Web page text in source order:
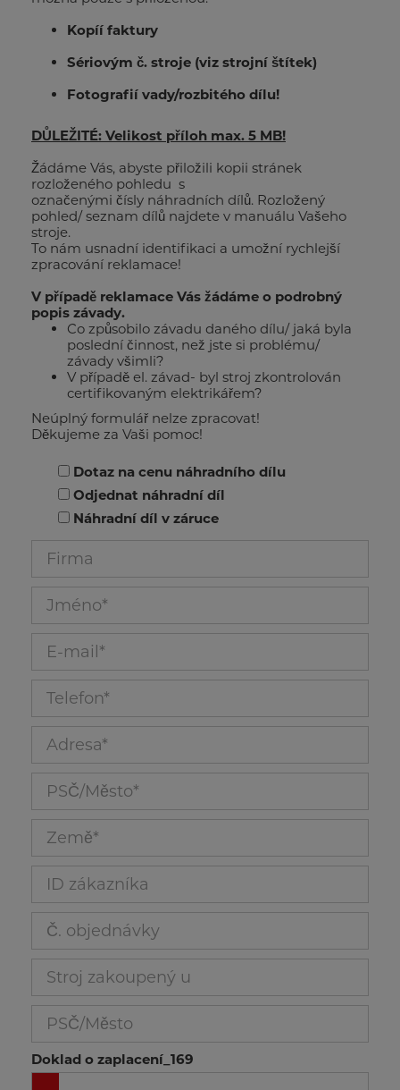
zpracovány!
DŮLEŽITÉ: jednotlivé soubory musí být menší
Celkově nahrané soubory nesmí převýšit 20 MB.
Informace pro koncové zákazníky:
reklamační formulář. Obraťte se prosím na Vašeho
dodavatele/ prodejce strojů, u kterého jste stroj
zakoupili.
Firma_22
E-mail_28
Telefon_27
Adresa_23
PSČ/Město_24
Země_25
ID zákazníka_29
Č. objednávky_30
Stroj zakoupený u_31
PSČ/Město_32
Doklad o zaplacení_33
Sériové číslo_34
Typ stroje_35
Popis vady_36
Fotografie_37
Kopíí faktury
Sériovým č. stroje (viz strojní štítek)
Fotografií vady/rozbitého dílu!
DŮLEŽITÉ: Velikost příloh max. 5 MB!
Žádáme Vás, abyste přiložili kopii stránek
rozloženého pohledu s
označenými čísly náhradních dílů. Rozložený
pohled/ seznam dílů najdete v manuálu Vašeho
stroje.
To nám usnadní identifikaci a umožní rychlejší
zpracování reklamace!
V případě reklamace Vás žádáme o podrobný
popis závady.
Co způsobilo závadu daného dílu/ jaká byla
poslední činnost, než jste si problému/
závady všimli?
V případě el. závad- byl stroj zkontrolován
certifikovaným elektrikářem?
Neúplný formulář nelze zpracovat!
Děkujeme za Vaši pomoc!
Prosím vyberte
Dotaz na cenu náhradního dílu
Odjednat náhradní díl
Náhradní díl v záruce
Firma_154
Jméno_158
E-mail_160
Telefon_159
Adresa_155
PSČ/Město_156
Země_157
ID zákazníka_165
Č. objednávky_166
Stroj zakoupený u_167
PSČ/Město_168
Doklad o zaplacení_169